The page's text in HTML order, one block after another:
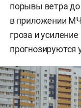
порывы ветра
в приложении
гроза и